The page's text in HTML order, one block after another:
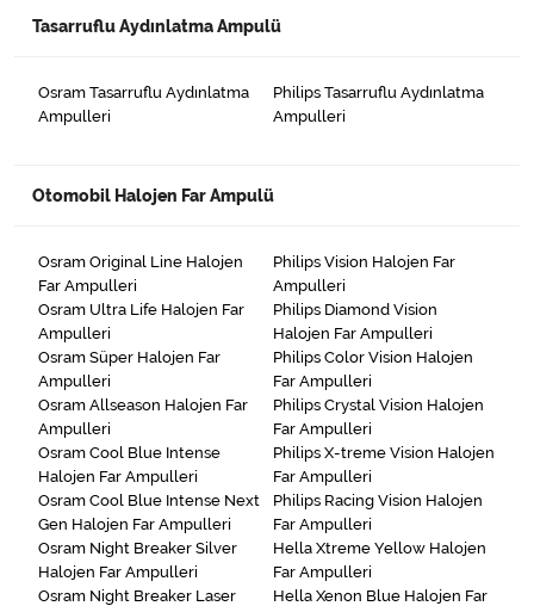
Otomobil Led Park Ampulü
Otomobil Gösterge Ampulü
Motosiklet Halojen Far Ampulü
Kamyon Halojen Far Ampulü
Kamyon Halojen Park Ampulü
Kamyon Gösterge Ampulü
Tüm Kategorileri Gör
Tasarruflu Aydınlatma Ampulü
Osram Tasarruflu Aydınlatma
Ampulleri
Philips Tasarruflu Aydınlatma
Ampulleri
Otomobil Halojen Far Ampulü
Osram Original Line Halojen
Far Ampulleri
Osram Ultra Life Halojen Far
Ampulleri
Osram Süper Halojen Far
Ampulleri
Osram Allseason Halojen Far
Ampulleri
Osram Cool Blue Intense
Halojen Far Ampulleri
Osram Cool Blue Intense Next
Gen Halojen Far Ampulleri
Osram Night Breaker Silver
Halojen Far Ampulleri
Osram Night Breaker Laser
Philips Vision Halojen Far
Ampulleri
Philips Diamond Vision
Halojen Far Ampulleri
Philips Color Vision Halojen
Far Ampulleri
Philips Crystal Vision Halojen
Far Ampulleri
Philips X-treme Vision Halojen
Far Ampulleri
Philips Racing Vision Halojen
Far Ampulleri
Hella Xtreme Yellow Halojen
Far Ampulleri
Hella Xenon Blue Halojen Far